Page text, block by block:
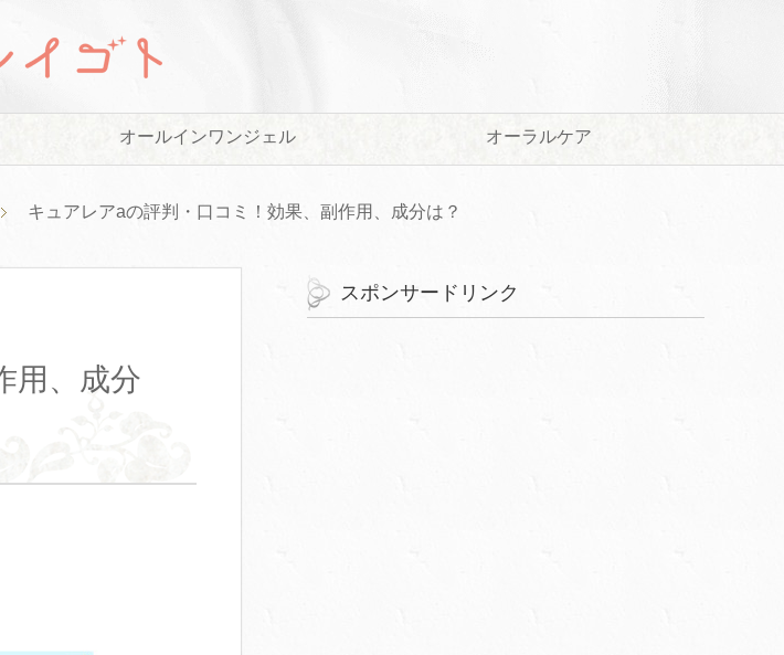
オールインワンジェル オーラルケア
キュアレアaの評判・口コミ！効果、副作用、成分は？
用、成分
スポンサードリンク